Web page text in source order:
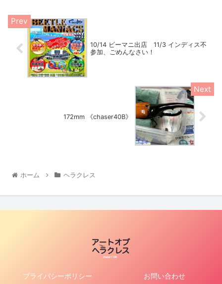
10/14 ビーマニ出店 11/3 インディス不
参加、ごめんなさい！
172mm 《chaser40B》
ホーム ヘラクレス
プライバシーポリシー お問い合わせ